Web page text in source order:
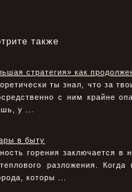
также
стратегия» как
ты знал, что за
с ним крайне
у ...
в быту
горения заключается в
разложения.
которы ...